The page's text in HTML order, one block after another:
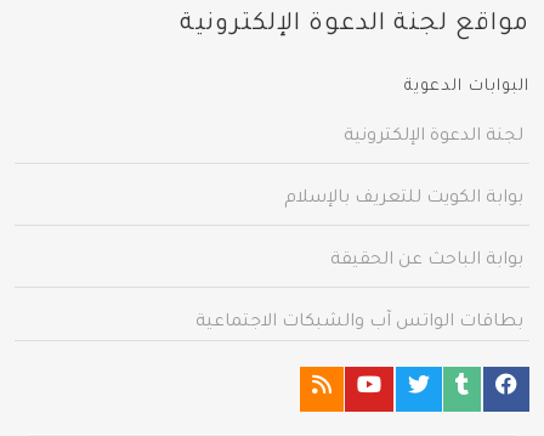
مواقع لجنة الدعوة الإلكترونية
البوابات الدعوية
لجنة الدعوة الإلكترونية
بوابة الكويت للتعريف بالإسلام
بوابة الباحث عن الحقيقة
بطاقات الواتس آب والشبكات الاجتماعية